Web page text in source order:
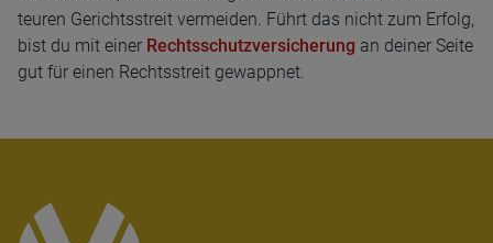
teuren Gerichtsstreit vermeiden. Führt das nicht zum Erfolg,
bist du mit einer Rechtsschutzversicherung an deiner Seite
gut für einen Rechtsstreit gewappnet.